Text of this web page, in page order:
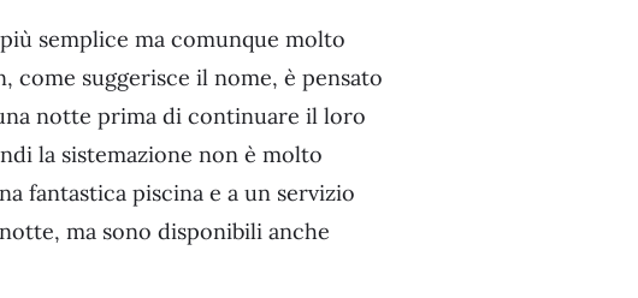
semplice ma comunque molto
come suggerisce il nome, è pensato
notte prima di continuare il loro
la sistemazione non è molto
fantastica piscina e a un servizio
ma sono disponibili anche